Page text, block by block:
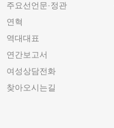
주요선언문·정관
연혁
역대대표
연간보고서
여성상담전화
찾아오시는길